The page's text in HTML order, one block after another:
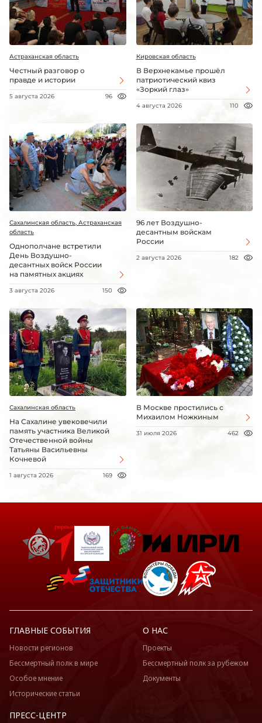
Астраханская область
Честный разговор о
правде и истории
5 августа 2026 96
Кировская область
В Верхнекамье прошёл
патриотический квиз
«Зоркий глаз»
4 августа 2026 110
Сахалинская область, Астраханская
область
Однополчане встретили
День Воздушно-
десантных войск России
на памятных акциях
3 августа 2026 150
96 лет Воздушно-
десантным войскам
России
2 августа 2026 182
Сахалинская область
На Сахалине увековечили
память участника Великой
Отечественной войны
Татьяны Васильевны
Кочневой
1 августа 2026 169
В Москве простились с
Михаилом Ножкиным
31 июля 2026 462
ГЛАВНЫЕ СОБЫТИЯ
Новости регионов
Бессмертный полк в мире
Особое мнение
Исторические статьи
О НАС
Проекты
Бессмертный полк за рубежом
Документы
ПРЕСС-ЦЕНТР